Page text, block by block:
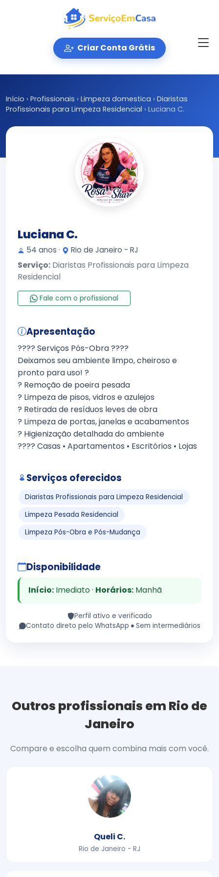
Criar Conta Grátis
Início › Profissionais › Limpeza domestica › Diaristas
Profissionais para Limpeza Residencial › Luciana C.
Luciana C.
54 anos · Rio de Janeiro - RJ
Serviço: Diaristas Profissionais para Limpeza
Residencial
Fale com o profissional
Apresentação
???? Serviços Pós-Obra ????
Deixamos seu ambiente limpo, cheiroso e
pronto para uso! ?
? Remoção de poeira pesada
? Limpeza de pisos, vidros e azulejos
? Retirada de resíduos leves de obra
? Limpeza de portas, janelas e acabamentos
? Higienização detalhada do ambiente
???? Casas • Apartamentos • Escritórios • Lojas
Serviços oferecidos
Diaristas Profissionais para Limpeza Residencial
Limpeza Pesada Residencial
Limpeza Pós-Obra e Pós-Mudança
Disponibilidade
Início:Imediato · Horários:Manhã
Perfil ativo e verificado
Contato direto pelo WhatsApp
Sem intermediários
Outros profissionais em Rio de
Janeiro
Compare e escolha quem combina mais com você.
Queli C.
Rio de Janeiro - RJ